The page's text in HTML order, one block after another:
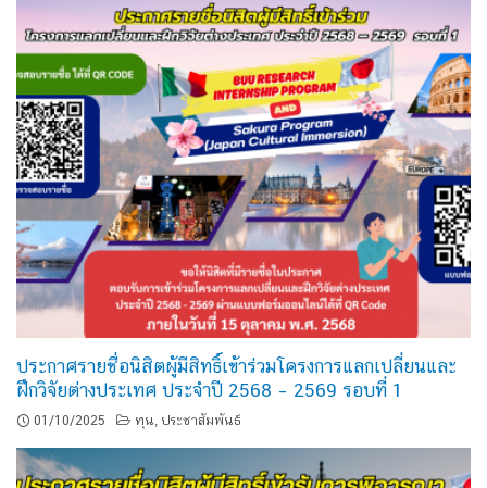
ประกาศรายชื่อนิสิตผู้มีสิทธิ์เข้าร่วมโครงการแลกเปลี่ยนและ
ฝึกวิจัยต่างประเทศ ประจำปี 2568 – 2569 รอบที่ 1
01/10/2025 ทุน, ประชาสัมพันธ์